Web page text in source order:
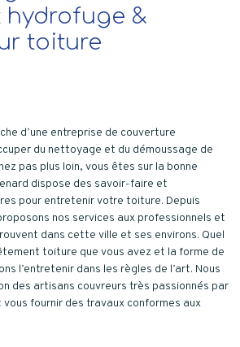
&
toiture
d’une entreprise de couverture
du nettoyage et du démoussage de
pas plus loin, vous êtes sur la bonne
dispose des savoir-faire et
pour entretenir votre toiture. Depuis
nos services aux professionnels et
dans cette ville et ses environs. Quel
toiture que vous avez et la forme de
l’entretenir dans les règles de l’art. Nous
des artisans couvreurs très passionnés par
fournir des travaux conformes aux